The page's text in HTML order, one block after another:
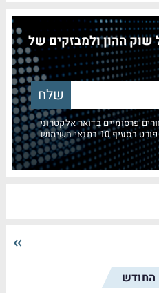
שוק ההון ולמבזקים של
פרסומיים בדואר אלקטרוני
בתנאי השימוש
החודש